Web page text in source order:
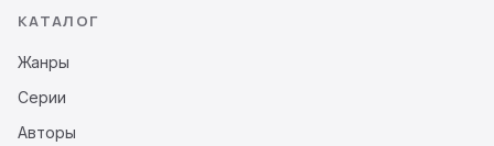
КАТАЛОГ
Жанры
Серии
Авторы